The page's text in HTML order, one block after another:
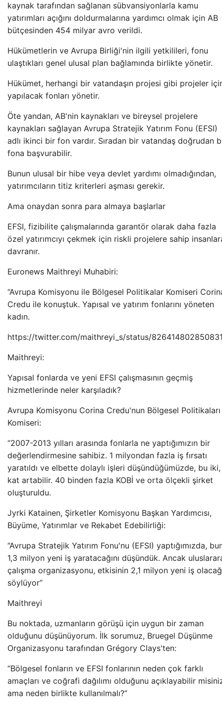
kaynak tarafından sağlanan sübvansiyonlarla kamu
yatırımları açığını doldurmalarına yardımcı olmak için AB
bütçesinden 454 milyar avro verildi.
Hükümetlerin ve Avrupa Birliği'nin ilgili yetkilileri, fonu
ulaştıkları genel ulusal plan bağlamında birlikte yönetir.
Hükümet, herhangi bir vatandaşın projesi gibi projeler
yapılacak fonları yönetir.
Öte yandan, AB'nin kaynakları ve bireysel projelere
kaynakları sağlayan Avrupa Stratejik Yatırım Fonu (EFSI)
adlı ikinci bir fon vardır. Sıradan bir vatandaş doğrudan
fona başvurabilir.
Bunun ulusal bir hibe veya devlet yardımı olmadığından,
yatırımcıların titiz kriterleri aşması gerekir.
Ama onaydan sonra para almaya başlarlar
EFSI, fizibilite çalışmalarında garantör olarak daha fazla
özel yatırımcıyı çekmek için riskli projelere sahip
davranır.
Euronews Maithreyi Muhabiri:
“Avrupa Komisyonu ile Bölgesel Politikalar Komiseri
Credu ile konuştuk. Yapısal ve yatırım fonlarını yöneten
kadın.
https://twitter.com/maithreyi_s/status/
Maithreyi:
Yapısal fonlarda ve yeni EFSI çalışmasının geçmiş
hizmetlerinde neler karşıladık?
Avrupa Komisyonu Corina Credu'nun Bölgesel Politikaları
Komiseri:
“2007-2013 yılları arasında fonlarla ne yaptığımızın bir
değerlendirmesine sahibiz. 1 milyondan fazla iş fırsatı
yaratıldı ve elbette dolaylı işleri düşündüğümüzde, bu
kat artabilir. 40 binden fazla KOBİ ve orta ölçekli şirket
oluşturuldu.
Jyrki Katainen, Şirketler Komisyonu Başkan Yardımcısı,
Büyüme, Yatırımlar ve Rekabet Edebilirliği:
“Avrupa Stratejik Yatırım Fonu'nu (EFSI) yaptığımızda,
1,3 milyon yeni iş yaratacağını düşündük. Ancak
çalışma organizasyonu, etkisinin 2,1 milyon yeni iş
söylüyor”
Maithreyi
Bu noktada, uzmanların görüşü için uygun bir zaman
olduğunu düşünüyorum. İlk sorumuz, Bruegel Düşünme
Organizasyonu tarafından Grégory Clays'ten:
“Bölgesel fonların ve EFSI fonlarının neden çok farklı
amaçları ve coğrafi dağılımı olduğunu açıklayabilir
ama neden birlikte kullanılmalı?”